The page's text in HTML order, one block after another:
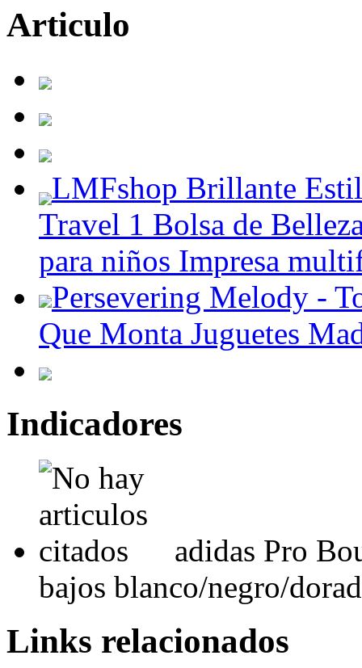
Articulo
LMFshop Brillante
Travel 1 Bolsa de
para niños Impresa
Persevering Melody -
Que Monta Juguetes
Indicadores
adidas Pro
bajos blanco/negro/
Links relacionados